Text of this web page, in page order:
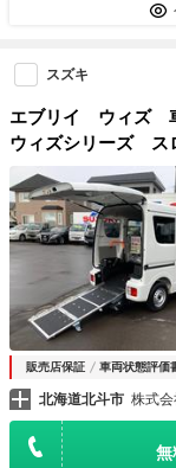
スズキ
エブリイ ウィズ
ウィズシリーズ
販売店保証 車両状態評価
北海道北斗市 株式
無